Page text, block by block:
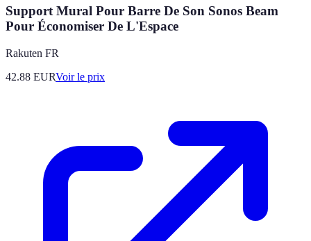
Support Mural Pour Barre De Son Sonos Beam
Pour Économiser De L'Espace
Rakuten FR
42.88 EURVoir le prix